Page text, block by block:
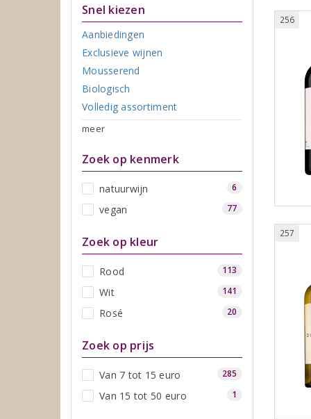
Snel kiezen
Aanbiedingen
Exclusieve wijnen
Mousserend
Biologisch
Volledig assortiment
meer
Zoek op kenmerk
natuurwijn 6
vegan 77
Zoek op kleur
Rood 113
Wit 141
Rosé 20
Zoek op prijs
Van 7 tot 15 euro 285
Van 15 tot 50 euro 1
256
257